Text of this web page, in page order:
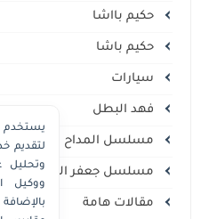
حكيم بااشا
حكيم باشا
سيارات
فهد البطل
مسلسل المداح
مسلسل جعفر العمدة
مقالات هامة
يستخدم
وتحليل